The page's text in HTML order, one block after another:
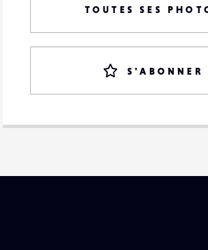
TOUTES SES
S'ABONNER